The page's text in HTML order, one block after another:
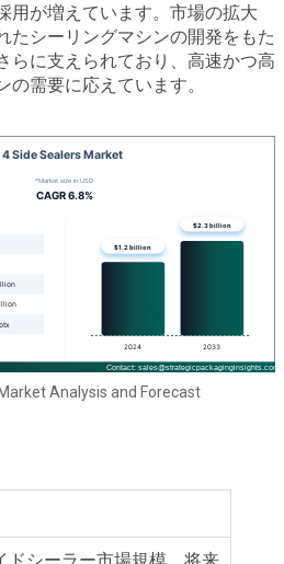
用が増えています。市場の拡大
たシーリングマシンの開発をもた
らに支えられており、高速かつ高
需要に応えています。
Analysis and Forecast
ドシーラー市場規模、将来